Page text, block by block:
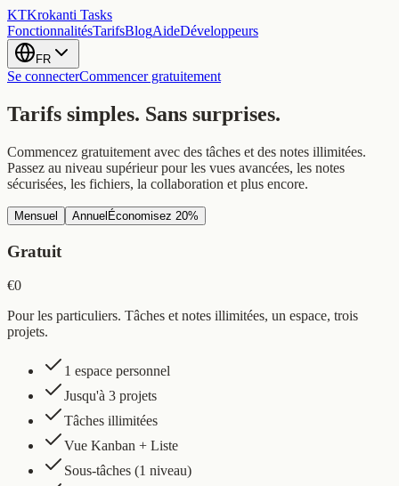
KTKrokanti Tasks
FonctionnalitésTarifsBlogAideDéveloppeurs
FR
Se connecterCommencer gratuitement
Tarifs simples. Sans surprises.
Commencez gratuitement avec des tâches et des notes illimitées.
Passez au niveau supérieur pour les vues avancées, les notes
sécurisées, les fichiers, la collaboration et plus encore.
Mensuel Annuel Économisez 20%
Gratuit
€0
Pour les particuliers. Tâches et notes illimitées, un espace, trois
projets.
1 espace personnel
Jusqu'à 3 projets
Tâches illimitées
Vue Kanban + Liste
Sous-tâches (1 niveau)